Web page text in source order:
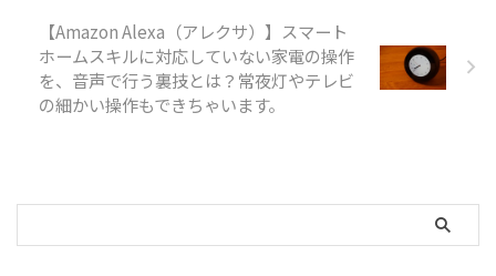
【Amazon Alexa（アレクサ）】スマート
ホームスキルに対応していない家電の操作
を、音声で行う裏技とは？常夜灯やテレビ
の細かい操作もできちゃいます。